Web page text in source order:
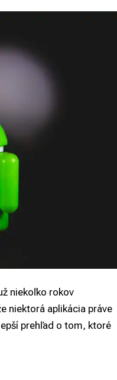
niekoľko rokov
niektorá aplikácia práve
prehľad o tom, ktoré